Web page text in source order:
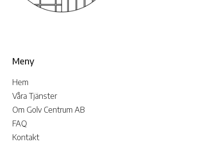
Meny
Hem
Våra Tjänster
Om Golv Centrum AB
FAQ
Kontakt